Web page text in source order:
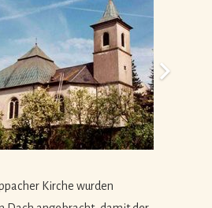
Kirche wurden